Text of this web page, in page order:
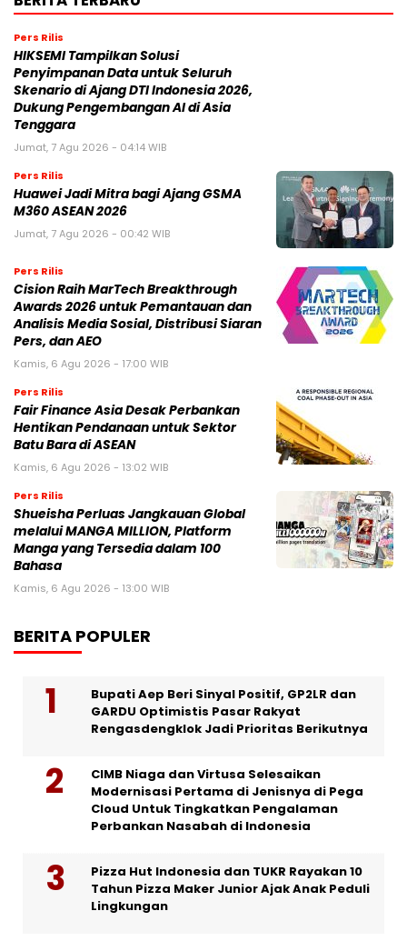
Pers Rilis
HIKSEMI Tampilkan Solusi
Penyimpanan Data untuk Seluruh
Skenario di Ajang DTI Indonesia 2026,
Dukung Pengembangan AI di Asia
Tenggara
Jumat, 7 Agu 2026 - 04:14 WIB
Pers Rilis
Huawei Jadi Mitra bagi Ajang GSMA
M360 ASEAN 2026
Jumat, 7 Agu 2026 - 00:42 WIB
Pers Rilis
Cision Raih MarTech Breakthrough
Awards 2026 untuk Pemantauan dan
Analisis Media Sosial, Distribusi Siaran
Pers, dan AEO
Kamis, 6 Agu 2026 - 17:00 WIB
Pers Rilis
Fair Finance Asia Desak Perbankan
Hentikan Pendanaan untuk Sektor
Batu Bara di ASEAN
Kamis, 6 Agu 2026 - 13:02 WIB
Pers Rilis
Shueisha Perluas Jangkauan Global
melalui MANGA MILLION, Platform
Manga yang Tersedia dalam 100
Bahasa
Kamis, 6 Agu 2026 - 13:00 WIB
BERITA POPULER
Bupati Aep Beri Sinyal Positif, GP2LR dan
GARDU Optimistis Pasar Rakyat
Rengasdengklok Jadi Prioritas Berikutnya
CIMB Niaga dan Virtusa Selesaikan
Modernisasi Pertama di Jenisnya di Pega
Cloud Untuk Tingkatkan Pengalaman
Perbankan Nasabah di Indonesia
Pizza Hut Indonesia dan TUKR Rayakan 10
Tahun Pizza Maker Junior Ajak Anak Peduli
Lingkungan